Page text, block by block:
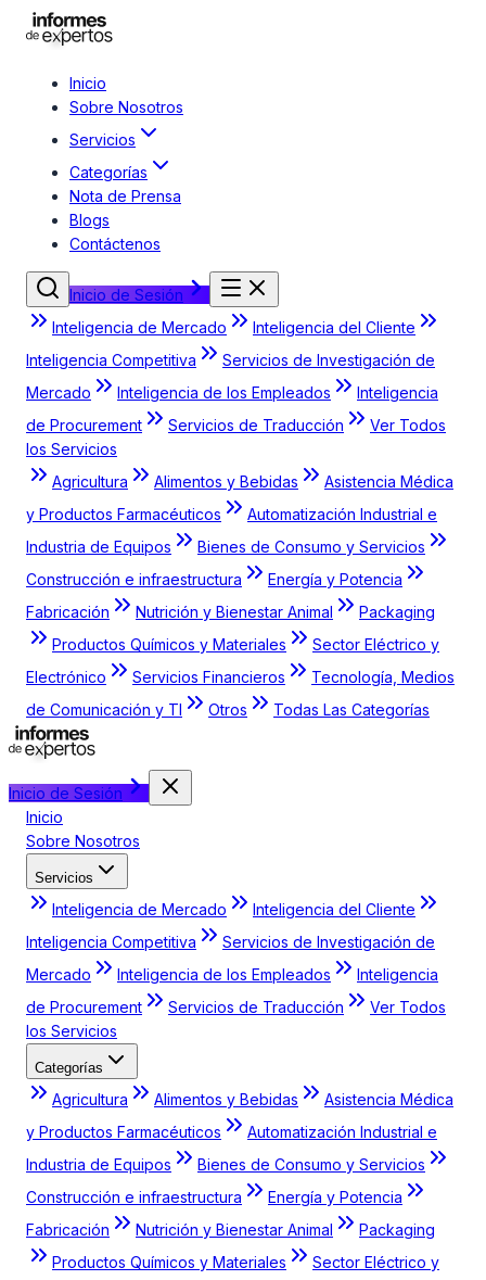
Inicio
Sobre Nosotros
Servicios
Categorías
Nota de Prensa
Blogs
Contáctenos
Inicio de Sesión
Inteligencia de Mercado
Inteligencia del Cliente
Inteligencia Competitiva
Servicios de Investigación de
Mercado
Inteligencia de los Empleados
Inteligencia
de Procurement
Servicios de Traducción
Ver Todos
los Servicios
Agricultura
Alimentos y Bebidas
Asistencia Médica
y Productos Farmacéuticos
Automatización Industrial e
Industria de Equipos
Bienes de Consumo y Servicios
Construcción e infraestructura
Energía y Potencia
Fabricación
Nutrición y Bienestar Animal
Packaging
Productos Químicos y Materiales
Sector Eléctrico y
Electrónico
Servicios Financieros
Tecnología, Medios
de Comunicación y TI
Otros Todas Las Categorías
Inicio de Sesión
Inicio
Sobre Nosotros
Servicios
Inteligencia de Mercado
Inteligencia del Cliente
Inteligencia Competitiva
Servicios de Investigación de
Mercado
Inteligencia de los Empleados
Inteligencia
de Procurement
Servicios de Traducción
Ver Todos
los Servicios
Categorías
Agricultura Alimentos y Bebidas
Asistencia Médica
y Productos Farmacéuticos
Automatización Industrial e
Industria de Equipos
Bienes de Consumo y Servicios
Construcción e infraestructura
Energía y Potencia
Fabricación
Nutrición y Bienestar Animal
Packaging
Productos Químicos y Materiales
Sector Eléctrico y